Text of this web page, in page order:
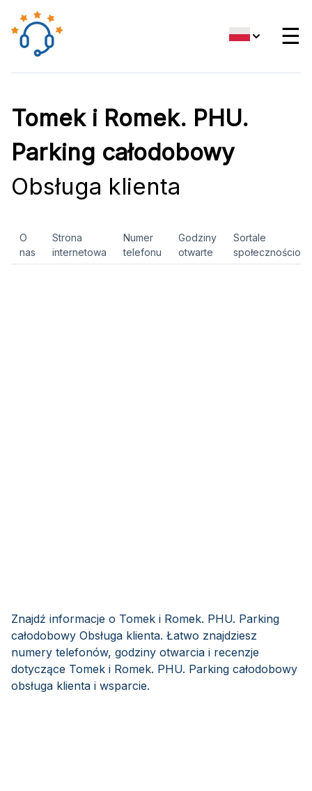
☰
Tomek i Romek. PHU.
Parking całodobowy
Obsługa klienta
O
nas
Strona
internetowa
Numer
telefonu
Godziny
otwarte
Sortale
Znajdź informacje o Tomek i Romek. PHU. Parking
całodobowy Obsługa klienta. Łatwo znajdziesz
numery telefonów, godziny otwarcia i recenzje
dotyczące Tomek i Romek. PHU. Parking całodobowy
obsługa klienta i wsparcie.